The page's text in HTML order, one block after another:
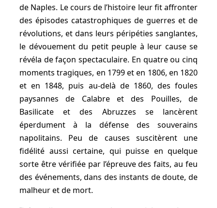
de Naples. Le cours de l’histoire leur fit affronter
des épisodes catastrophiques de guerres et de
révolutions, et dans leurs péripéties sanglantes,
le dévouement du petit peuple à leur cause se
révéla de façon spectaculaire. En quatre ou cinq
moments tragiques, en 1799 et en 1806, en 1820
et en 1848, puis au-delà de 1860, des foules
paysannes de Calabre et des Pouilles, de
Basilicate et des Abruzzes se lancèrent
éperdument à la défense des souverains
napolitains. Peu de causes suscitèrent une
fidélité aussi certaine, qui puisse en quelque
sorte être vérifiée par l’épreuve des faits, au feu
des événements, dans des instants de doute, de
malheur et de mort.